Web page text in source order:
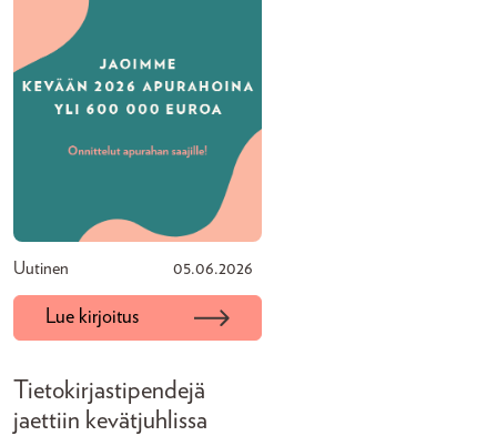
Uutinen 05.06.2026
Lue kirjoitus
Tietokirjastipendejä
jaettiin kevätjuhlissa